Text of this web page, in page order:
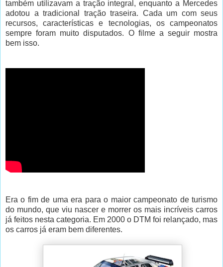
também utilizavam a tração integral, enquanto a Mercedes
adotou a tradicional tração traseira. Cada um com seus
recursos, características e tecnologias, os campeonatos
sempre foram muito disputados. O filme a seguir mostra
bem isso.
Era o fim de uma era para o maior campeonato de turismo
do mundo, que viu nascer e morrer os mais incríveis carros
já feitos nesta categoria. Em 2000 o DTM foi relançado, mas
os carros já eram bem diferentes.